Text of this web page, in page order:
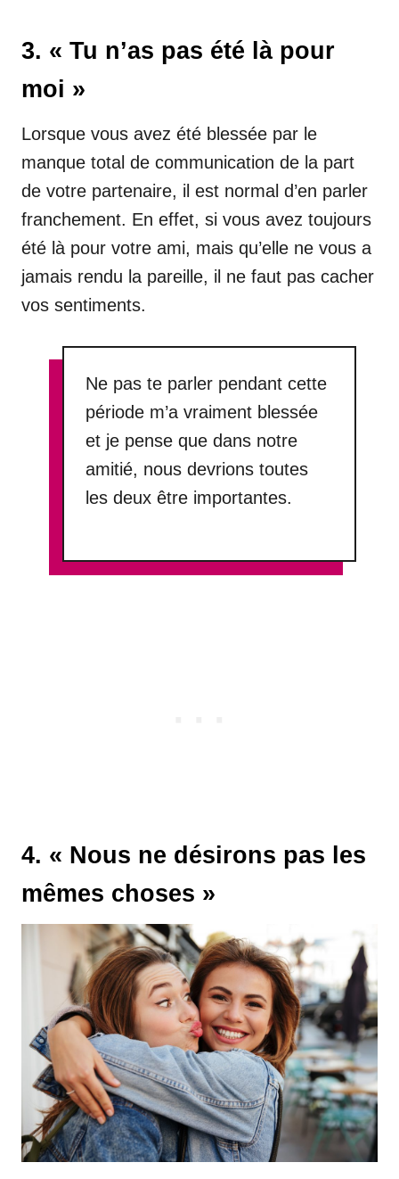
3. « Tu n’as pas été là pour
moi »
Lorsque vous avez été blessée par le
manque total de communication de la part
de votre partenaire, il est normal d’en parler
franchement. En effet, si vous avez toujours
été là pour votre ami, mais qu’elle ne vous a
jamais rendu la pareille, il ne faut pas cacher
vos sentiments.
Ne pas te parler pendant cette
période m’a vraiment blessée
et je pense que dans notre
amitié, nous devrions toutes
les deux être importantes.
4. « Nous ne désirons pas les
mêmes choses »